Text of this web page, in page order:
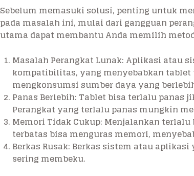
Sebelum memasuki solusi, penting untuk
pada masalah ini, mulai dari gangguan
utama dapat membantu Anda memilih
Masalah Perangkat Lunak: Aplikasi atau
kompatibilitas, yang menyebabkan
mengkonsumsi sumber daya yang
Panas Berlebih: Tablet bisa terlalu panas
Perangkat yang terlalu panas mungkin
Memori Tidak Cukup: Menjalankan
terbatas bisa menguras memori,
Berkas Rusak: Berkas sistem atau
sering membeku.